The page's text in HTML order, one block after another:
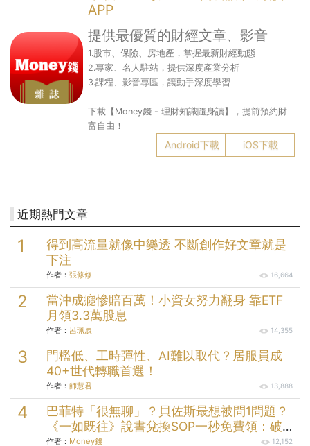
APP
提供最優質的財經文章、影音
1.股市、保險、房地產，掌握最新財經動態
2.專家、名人駐站，提供深度產業分析
3.課程、影音專區，讓動手深度學習
下載【Money錢 - 理財知識隨身讀】，提前預約財
富自由！
Android下載 iOS下載
近期熱門文章
得到高流量就像中樂透 不斷創作好文章就是
下注
作者： 張修修 16,664
當沖成癮慘賠百萬！小資女努力翻身 靠ETF
月領3.3萬股息
作者： 呂珮辰 14,355
門檻低、工時彈性、AI難以取代？居服員成
40+世代轉職首選！
作者： 師慧君 13,888
巴菲特「很無聊」？貝佐斯最想被問1問題？
《一如既往》說書兌換SOP一秒免費領：破解
23條人性案例
作者： Money錢 12,152